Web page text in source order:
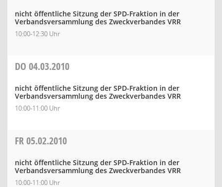
nicht öffentliche Sitzung der SPD-Fraktion in der
Verbandsversammlung des Zweckverbandes VRR
10:00-12:30 Uhr
DO 04.03.2010
nicht öffentliche Sitzung der SPD-Fraktion in der
Verbandsversammlung des Zweckverbandes VRR
10:00-11:00 Uhr
FR05.02.2010
nicht öffentliche Sitzung der SPD-Fraktion in der
Verbandsversammlung des Zweckverbandes VRR
10:00-11:00 Uhr